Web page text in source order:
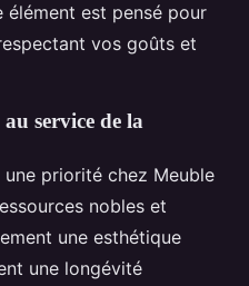
élément est pensé pour
vos goûts et
service de la
priorité chez Meuble
nobles et
une esthétique
une longévité